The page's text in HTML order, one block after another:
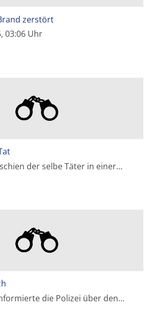
zerstört
03:06 Uhr
der selbe Täter in einer…
die Polizei über den…